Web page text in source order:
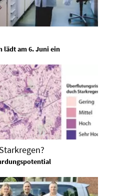
lädt am 6. Juni ein